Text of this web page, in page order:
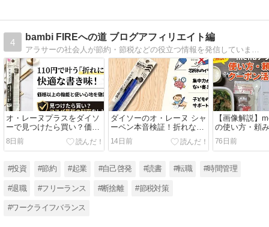
4
bambi FIREへの道 ブログアフィリエイト編
オ・レーヌプラスをダイソ
ーで見つけたら買い？価格
以上の機能を解説
8日前
ダイソーのオ・レーヌ シャ
ーペン本音検証！折れない
太めグリップで子どもにも
おすすめ
14日前
【画像解説】
の使い方・頼
ン活用手順
76日前
#投資 #節約 #起業 #自己啓発 #読書 #転職 #時間管理
#退職 #フリーランス #断捨離 #節税対策
#ワークライフバランス